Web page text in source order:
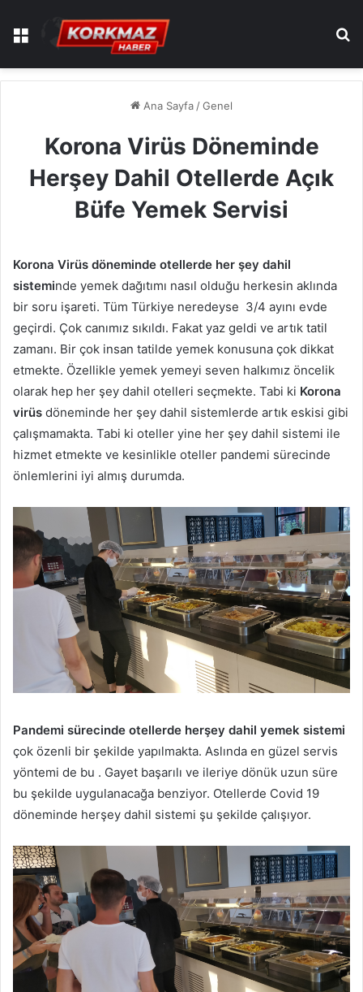
Menü
Ana Sayfa /Genel
Korona Virüs Döneminde
Herşey Dahil Otellerde Açık
Büfe Yemek Servisi
Korona Virüs döneminde otellerde her şey dahil
sisteminde yemek dağıtımı nasıl olduğu herkesin aklında
bir soru işareti. Tüm Türkiye neredeyse 3/4 ayını evde
geçirdi. Çok canımız sıkıldı. Fakat yaz geldi ve artık tatil
zamanı. Bir çok insan tatilde yemek konusuna çok dikkat
etmekte. Özellikle yemek yemeyi seven halkımız öncelik
olarak hep her şey dahil otelleri seçmekte. Tabi ki Korona
virüs döneminde her şey dahil sistemlerde artık eskisi gibi
çalışmamakta. Tabi ki oteller yine her şey dahil sistemi ile
hizmet etmekte ve kesinlikle oteller pandemi sürecinde
önlemlerini iyi almış durumda.
Pandemi sürecinde otellerde herşey dahil yemek sistemi
çok özenli bir şekilde yapılmakta. Aslında en güzel servis
yöntemi de bu . Gayet başarılı ve ileriye dönük uzun süre
bu şekilde uygulanacağa benziyor. Otellerde Covid 19
döneminde herşey dahil sistemi şu şekilde çalışıyor.